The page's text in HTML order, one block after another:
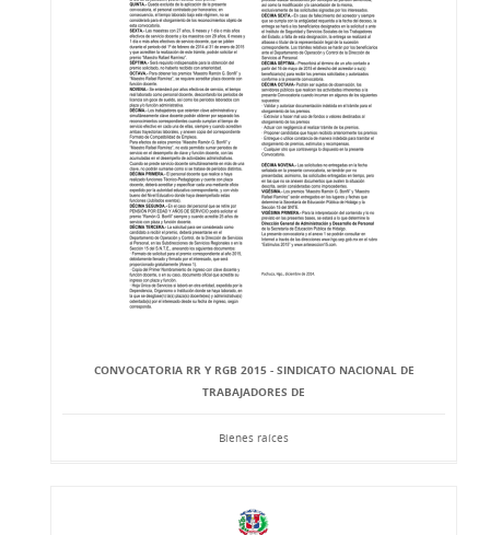
CONVOCATORIA RR Y RGB 2015 - SINDICATO NACIONAL DE
TRABAJADORES DE
Bienes raíces